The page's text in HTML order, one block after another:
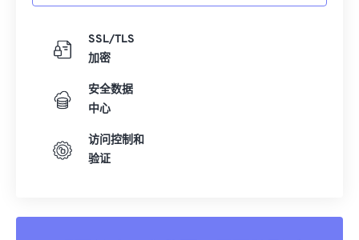
SSL/TLS
加密
安全数据
中心
访问控制和
验证